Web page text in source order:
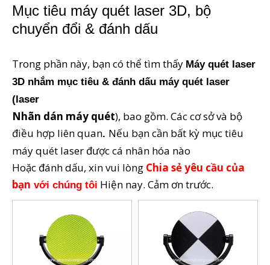
Mục tiêu máy quét laser 3D, bộ
chuyển đổi & đánh dấu
Trong phần này, bạn có thể tìm thấy Máy quét laser
3D nhắm mục tiêu & đánh dấu máy quét laser
(laser
Nhãn dán máy quét), bao gồm. Các cơ sở và bộ
điều hợp liên quan. Nếu bạn cần bất kỳ mục tiêu
máy quét laser được cá nhân hóa nào
Hoặc đánh dấu, xin vui lòng Chia sẻ yêu cầu của
bạn với chúng tôi Hiện nay. Cảm ơn trước.